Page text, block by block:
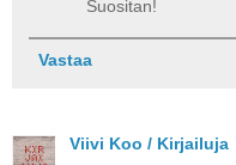
Suositan!
Vastaa
Viivi Koo / Kirjailuja